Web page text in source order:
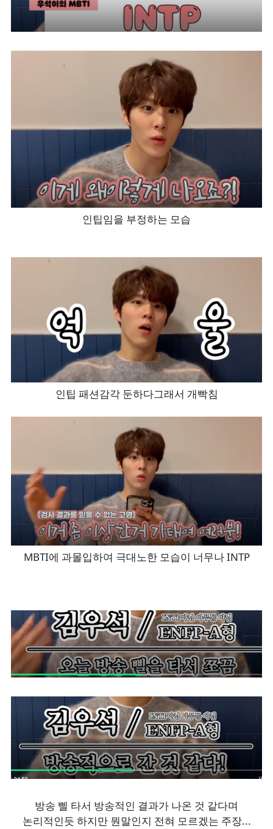
인팁임을 부정하는 모습
인팁 패션감각 둔하다그래서 개빡침
MBTI에 과몰입하여 극대노한 모습이 너무나 INTP
방송 삘 타서 방송적인 결과가 나온 것 같다며
논리적인듯 하지만 뭔말인지 전혀 모르겠는 주장...